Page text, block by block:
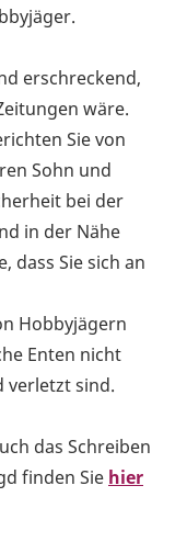
erschreckend,
wäre.
Sie von
Sohn und
bei der
in der Nähe
dass Sie sich an
Hobbyjägern
Enten nicht
sind.
das Schreiben
finden Sie hier